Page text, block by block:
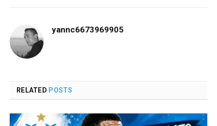
yannc6673969905
RELATED POSTS